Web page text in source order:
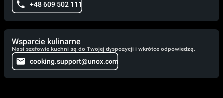
+48 609 502 111
Wsparcie kulinarne
Nasi szefowie kuchni są do Twojej dyspozycji i wkrótce odpowiedzą.
cooking.support@unox.com